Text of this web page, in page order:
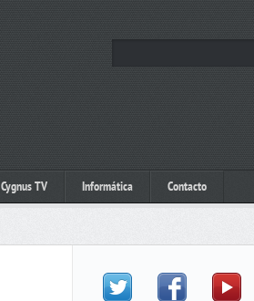
Cygnus TV Informática Contacto